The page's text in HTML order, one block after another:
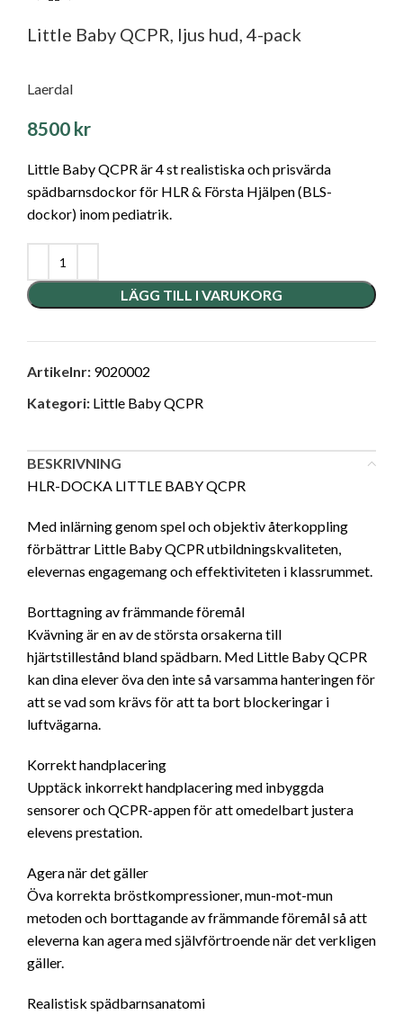
Little Baby QCPR, ljus hud, 4-pack
Laerdal
8500 kr
Little Baby QCPR är 4 st realistiska och prisvärda
spädbarnsdockor för HLR & Första Hjälpen (BLS-
dockor) inom pediatrik.
LÄGG TILL I VARUKORG
Artikelnr: 9020002
Kategori: Little Baby QCPR
BESKRIVNING
HLR-DOCKA LITTLE BABY QCPR
Med inlärning genom spel och objektiv återkoppling
förbättrar Little Baby QCPR utbildningskvaliteten,
elevernas engagemang och effektiviteten i klassrummet.
Borttagning av främmande föremål
Kvävning är en av de största orsakerna till
hjärtstillestånd bland spädbarn. Med Little Baby QCPR
kan dina elever öva den inte så varsamma hanteringen för
att se vad som krävs för att ta bort blockeringar i
luftvägarna.
Korrekt handplacering
Upptäck inkorrekt handplacering med inbyggda
sensorer och QCPR-appen för att omedelbart justera
elevens prestation.
Agera när det gäller
Öva korrekta bröstkompressioner, mun-mot-mun
metoden och borttagande av främmande föremål så att
eleverna kan agera med självförtroende när det verkligen
gäller.
Realistisk spädbarnsanatomi